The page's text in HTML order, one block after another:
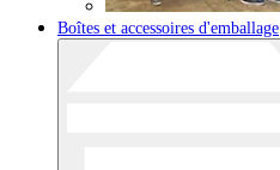
Boîtes et accessoires d'emballage